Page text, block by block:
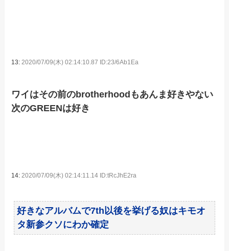
13:2020/07/09(木) 02:14:10.87 ID:23/6Ab1Ea
ワイはその前のbrotherhoodもあんま好きやない
次のGREENは好き
14: 2020/07/09(木) 02:14:11.14 ID:tRcJhE2ra
好きなアルバムで7th以後を挙げる奴はキモオ
タ新参クソにわか確定